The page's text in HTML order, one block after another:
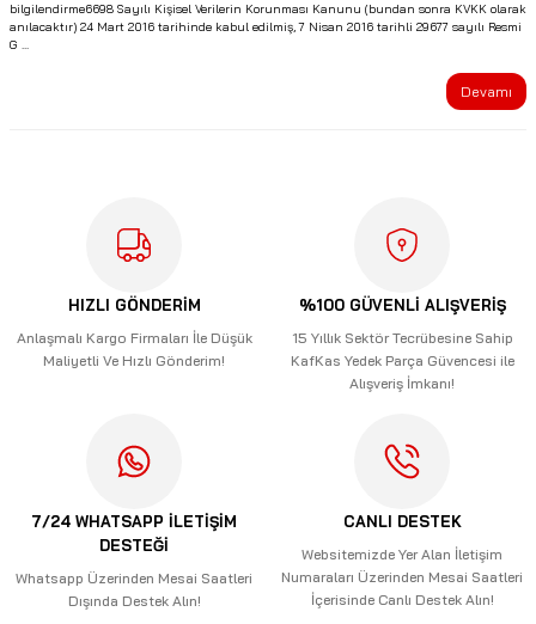
bilgilendirme6698 Sayılı Kişisel Verilerin Korunması Kanunu (bundan sonra KVKK olarak
anılacaktır) 24 Mart 2016 tarihinde kabul edilmiş, 7 Nisan 2016 tarihli 29677 sayılı Resmi
G ...
Devamı
HIZLI GÖNDERİM
Anlaşmalı Kargo Firmaları İle Düşük
Maliyetli Ve Hızlı Gönderim!
%100 GÜVENLİ ALIŞVERİŞ
15 Yıllık Sektör Tecrübesine Sahip
KafKas Yedek Parça Güvencesi ile
Alışveriş İmkanı!
7/24 WHATSAPP İLETİŞİM
DESTEĞİ
Whatsapp Üzerinden Mesai Saatleri
Dışında Destek Alın!
CANLI DESTEK
Websitemizde Yer Alan İletişim
Numaraları Üzerinden Mesai Saatleri
İçerisinde Canlı Destek Alın!